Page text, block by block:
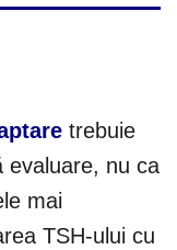
trebuie
evaluare, nu ca
mai
TSH-ului cu